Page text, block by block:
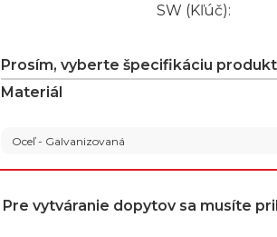
SW (Kľúč):
Prosím, vyberte špecifikáciu
Materiál
Oceľ - Galvanizovaná
Pre vytváranie dopytov sa musíte